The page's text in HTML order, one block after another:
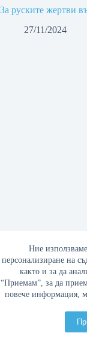
Ние
персонализиране на
както и за да
“Приемам”, за да
повече информация,
За руските жертви
27/11/2024
Ненужните
08/10/2018
Copyright © 2026